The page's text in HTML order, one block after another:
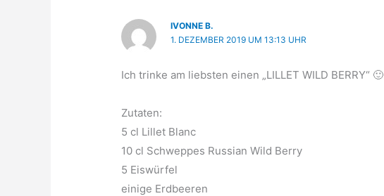
IVONNE B.
1. DEZEMBER 2019 UM 13:13 UHR
Ich trinke am liebsten einen „LILLET WILD BERRY“ 🙂
Zutaten:
5 cl Lillet Blanc
10 cl Schweppes Russian Wild Berry
5 Eiswürfel
einige Erdbeeren